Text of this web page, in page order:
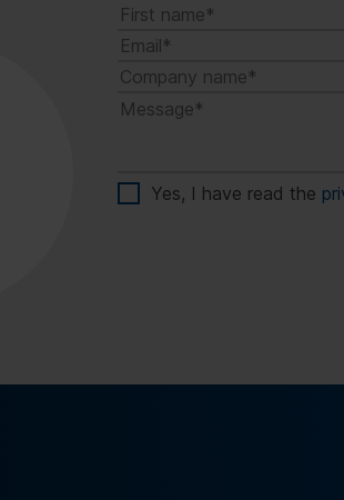
Yes, I have read the